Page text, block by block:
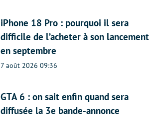
iPhone 18 Pro : pourquoi il sera
difficile de l’acheter à son lancement
en septembre
7 août 2026 09:36
GTA 6 : on sait enfin quand sera
diffusée la 3e bande-annonce